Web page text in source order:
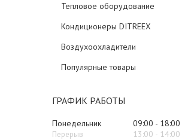
Тепловое оборудование
Кондиционеры DITREEX
Воздухоохладители
Популярные товары
ГРАФИК РАБОТЫ
Понедельник 09:00
18:00
13:00
14:00